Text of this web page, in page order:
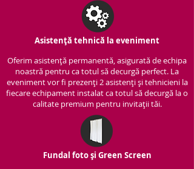
Asistență tehnică la eveniment
Oferim asistență permanentă, asigurată de echipa
noastră pentru ca totul să decurgă perfect. La
eveniment vor fi prezenți 2 asistenți și tehnicieni la
fiecare echipament instalat ca totul să decurgă la o
calitate premium pentru invitații tăi.
Fundal foto și Green Screen